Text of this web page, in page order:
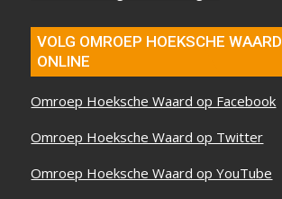
VOLG OMROEP HOEKSCHE WAARD
ONLINE
Omroep Hoeksche Waard op Facebook
Omroep Hoeksche Waard op Twitter
Omroep Hoeksche Waard op YouTube